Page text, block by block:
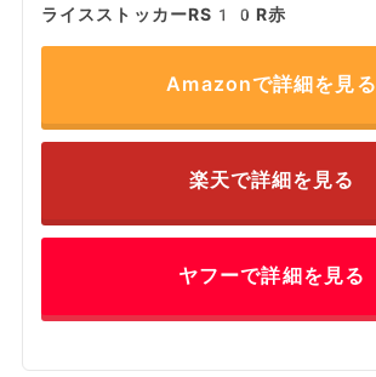
ライスストッカーRS10R赤
Amazonで詳細を見る
楽天で詳細を見る
ヤフーで詳細を見る